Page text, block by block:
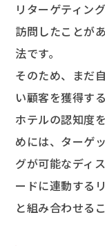
リターゲティン
訪問したことが
法です。
そのため、まだ
い顧客を獲得す
ホテルの認知度
めには、ターゲ
グが可能なディ
ードに連動する
と組み合わせる